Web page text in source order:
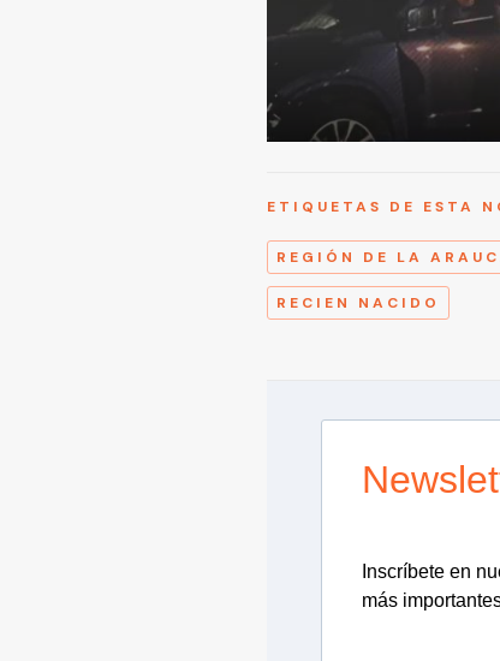
ETIQUETAS DE ESTA
REGIÓN DE LA
RECIEN NACIDO
Inscríbete en
más